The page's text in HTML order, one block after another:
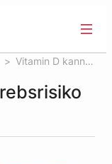
Vitamin D kann